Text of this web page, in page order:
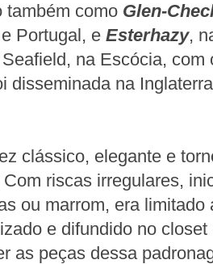
também como Glen-
Portugal, e Esterhazy,
na Escócia,
disseminada na
clássico, elegante e
riscas irregulares,
ou marrom, era
e difundido no
as peças dessa